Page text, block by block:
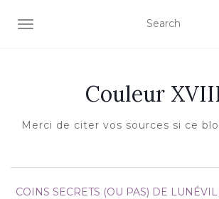
AFFICHER/MASQUER LA NAVIGATION
Couleur
Merci de citer vos sources si ce
COINS SECRETS (OU PAS) DE